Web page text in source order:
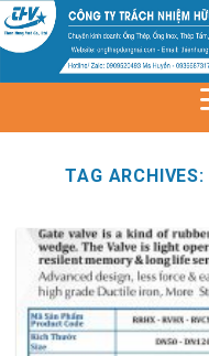
Skip
to
TAG ARCHIVES: